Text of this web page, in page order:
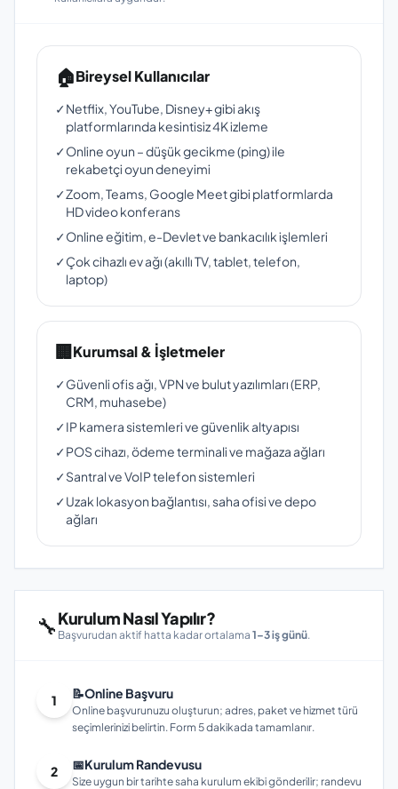
🏠Bireysel Kullanıcılar
✓Netflix, YouTube, Disney+ gibi akış
platformlarında kesintisiz 4K izleme
✓Online oyun – düşük gecikme (ping) ile
rekabetçi oyun deneyimi
✓Zoom, Teams, Google Meet gibi platformlarda
HD video konferans
✓Online eğitim, e-Devlet ve bankacılık işlemleri
✓Çok cihazlı ev ağı (akıllı TV, tablet, telefon,
laptop)
🏢Kurumsal & İşletmeler
✓Güvenli ofis ağı, VPN ve bulut yazılımları (ERP,
CRM, muhasebe)
✓IP kamera sistemleri ve güvenlik altyapısı
✓POS cihazı, ödeme terminali ve mağaza ağları
✓Santral ve VoIP telefon sistemleri
✓Uzak lokasyon bağlantısı, saha ofisi ve depo
ağları
🔧Kurulum Nasıl Yapılır?
Başvurudan aktif hatta kadar ortalama 1–3 iş günü.
1 📝Online Başvuru
Online başvurunuzu oluşturun; adres, paket ve hizmet türü
seçimlerinizi belirtin. Form 5 dakikada tamamlanır.
2 📅Kurulum Randevusu
Size uygun bir tarihte saha kurulum ekibi gönderilir; randevu